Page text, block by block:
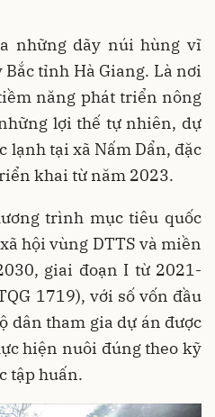
những dãy núi hùng vĩ
tỉnh Hà Giang. Là nơi
năng phát triển nông
lợi thế tự nhiên, dự
lạnh tại xã Nấm Dẩn, đặc
khai từ năm 2023.
trình mục tiêu quốc
hội vùng DTTS và miền
giai đoạn I từ 2021-
1719), với số vốn đầu
dân tham gia dự án được
hiện nuôi đúng theo kỹ
tập huấn.